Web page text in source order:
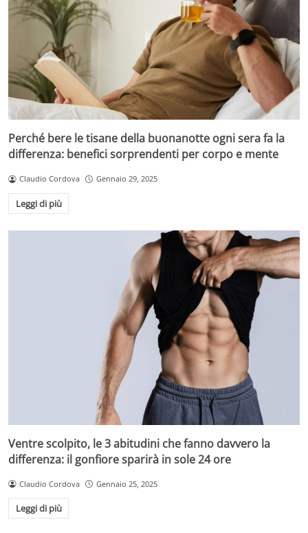
Perché bere le tisane della buonanotte ogni sera fa la
differenza: benefici sorprendenti per corpo e mente
Claudio Cordova Gennaio 29, 2025
Leggi di più
Ventre scolpito, le 3 abitudini che fanno davvero la
differenza: il gonfiore sparirà in sole 24 ore
Claudio Cordova Gennaio 25, 2025
Leggi di più